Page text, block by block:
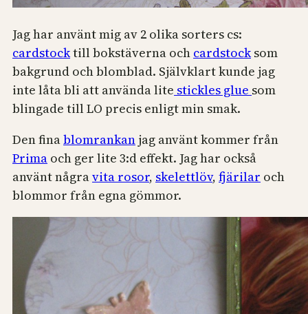
Jag har använt mig av 2 olika sorters cs:
cardstocktill bokstäverna och cardstocksom
bakgrund och blomblad. Självklart kunde jag
inte låta bli att använda lite stickles glue som
blingade till LO precis enligt min smak.
Den finablomrankan jag använt kommer från
Prima och ger lite 3:d effekt. Jag har också
använt någravita rosor, skelettlöv, fjärilar och
blommor från egna gömmor.